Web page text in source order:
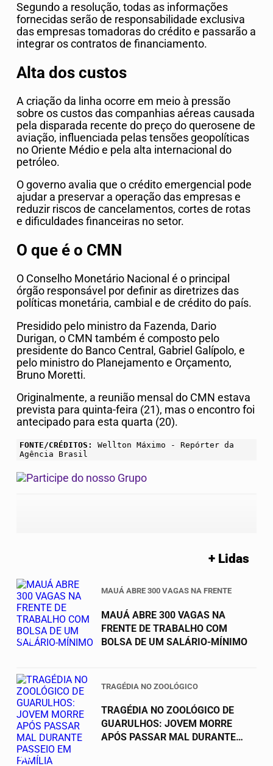
Segundo a resolução, todas as informações
fornecidas serão de responsabilidade exclusiva
das empresas tomadoras do crédito e passarão a
integrar os contratos de financiamento.
Alta dos custos
A criação da linha ocorre em meio à pressão
sobre os custos das companhias aéreas causada
pela disparada recente do preço do querosene de
aviação, influenciada pelas tensões geopolíticas
no Oriente Médio e pela alta internacional do
petróleo.
O governo avalia que o crédito emergencial pode
ajudar a preservar a operação das empresas e
reduzir riscos de cancelamentos, cortes de rotas
e dificuldades financeiras no setor.
O que é o CMN
O Conselho Monetário Nacional é o principal
órgão responsável por definir as diretrizes das
políticas monetária, cambial e de crédito do país.
Presidido pelo ministro da Fazenda, Dario
Durigan, o CMN também é composto pelo
presidente do Banco Central, Gabriel Galípolo, e
pelo ministro do Planejamento e Orçamento,
Bruno Moretti.
Originalmente, a reunião mensal do CMN estava
prevista para quinta-feira (21), mas o encontro foi
antecipado para esta quarta (20).
FONTE/CRÉDITOS:
Wellton Máximo - Repórter da
Agência Brasil
+ Lidas
01
MAUÁ ABRE 300 VAGAS NA FRENTE
MAUÁ ABRE 300 VAGAS NA
FRENTE DE TRABALHO COM
BOLSA DE UM SALÁRIO-MÍNIMO
02
TRAGÉDIA NO ZOOLÓGICO
TRAGÉDIA NO ZOOLÓGICO DE
GUARULHOS: JOVEM MORRE
APÓS PASSAR MAL DURANTE